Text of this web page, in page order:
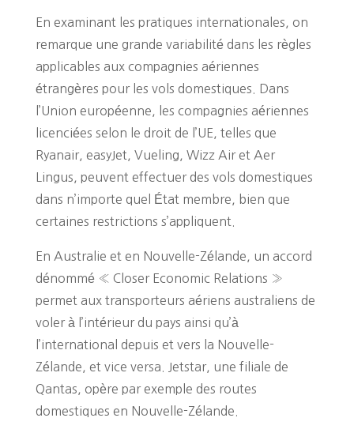
En examinant les pratiques internationales, on
remarque une grande variabilité dans les règles
applicables aux compagnies aériennes
étrangères pour les vols domestiques. Dans
l’Union européenne, les compagnies aériennes
licenciées selon le droit de l’UE, telles que
Ryanair, easyJet, Vueling, Wizz Air et Aer
Lingus, peuvent effectuer des vols domestiques
dans n’importe quel État membre, bien que
certaines restrictions s’appliquent.
En Australie et en Nouvelle-Zélande, un accord
dénommé « Closer Economic Relations »
permet aux transporteurs aériens australiens de
voler à l’intérieur du pays ainsi qu’à
l’international depuis et vers la Nouvelle-
Zélande, et vice versa. Jetstar, une filiale de
Qantas, opère par exemple des routes
domestiques en Nouvelle-Zélande.